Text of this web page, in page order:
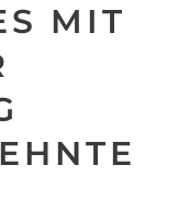
MIT